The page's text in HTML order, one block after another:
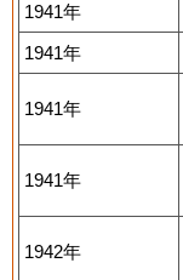
1941年
1941年
1941年
1941年
1942年